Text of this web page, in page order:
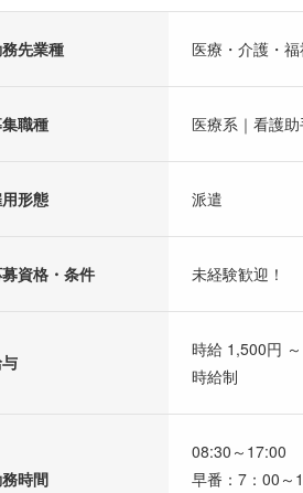
先業種 医療・介護・福
職種 医療系｜看護
用形態 派遣
資格・条件 未経験歓迎！
時給 1,500円 ～
時給制
時間
08:30～17:00
早番：7：00～